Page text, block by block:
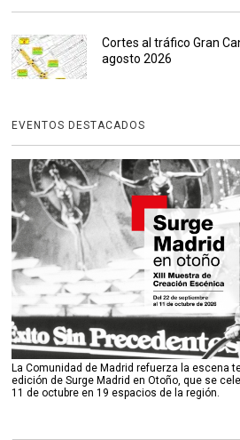
Cortes al tráfico Gran
agosto 2026
EVENTOS DESTACADOS
La Comunidad de Madrid refuerza la escena
edición de Surge Madrid en Otoño, que se
11 de octubre en 19 espacios de la región.